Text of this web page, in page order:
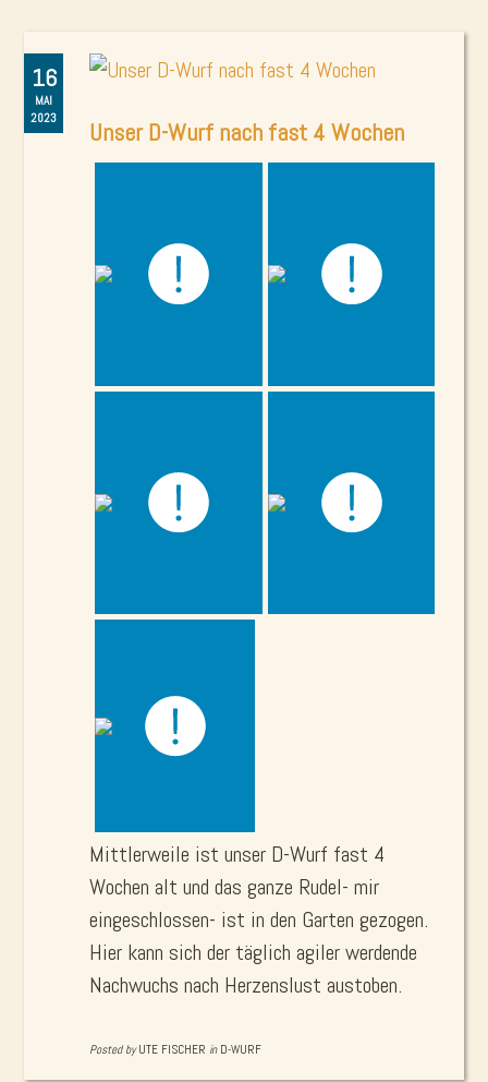
16
MAI
2023
Unser D-Wurf nach fast 4 Wochen
Mittlerweile ist unser D-Wurf fast 4
Wochen alt und das ganze Rudel- mir
eingeschlossen- ist in den Garten gezogen.
Hier kann sich der täglich agiler werdende
Nachwuchs nach Herzenslust austoben.
Posted by UTE FISCHER in D-WURF